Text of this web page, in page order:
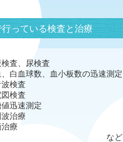
行っている検査と治療
検査、尿検査
白血球数、血小板数の迅速測定
波検査
検査
値迅速測定
治療
治療
ど